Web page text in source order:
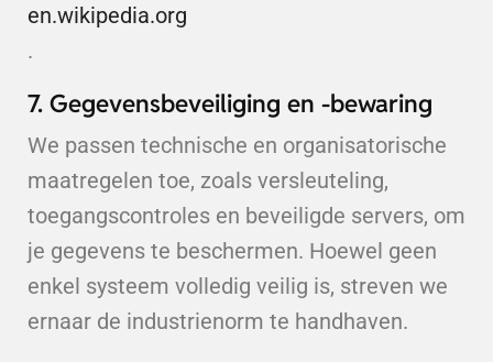
en.wikipedia.org
.
7. Gegevensbeveiliging en -bewaring
We passen technische en organisatorische
maatregelen toe, zoals versleuteling,
toegangscontroles en beveiligde servers, om
je gegevens te beschermen. Hoewel geen
enkel systeem volledig veilig is, streven we
ernaar de industrienorm te handhaven.